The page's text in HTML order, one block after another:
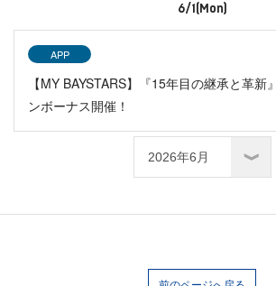
6/1(Mon)
APP
【MY BAYSTARS】『15年目の継承と革新
ンボーナス開催！